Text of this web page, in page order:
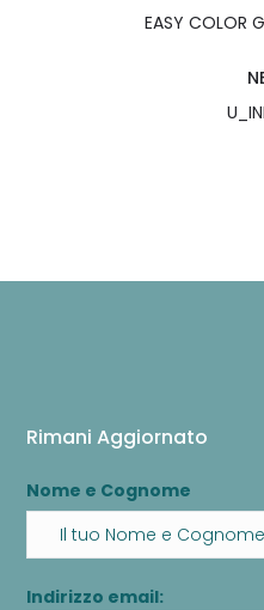
EASY COLOR
Rimani Aggiornato
Nome e Cognome
Indirizzo email: